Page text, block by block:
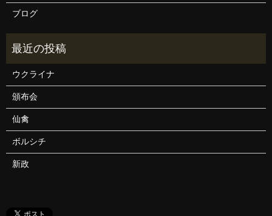
ブログ
ウクライナ
頒布会
仙禽
ボルシチ
新政